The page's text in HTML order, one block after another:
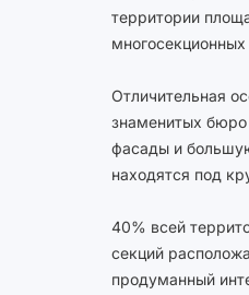
река», в
площадок,
территории
Отличительная
знаменитых
фасады и
находятся под
40% всей
секций
продуманный